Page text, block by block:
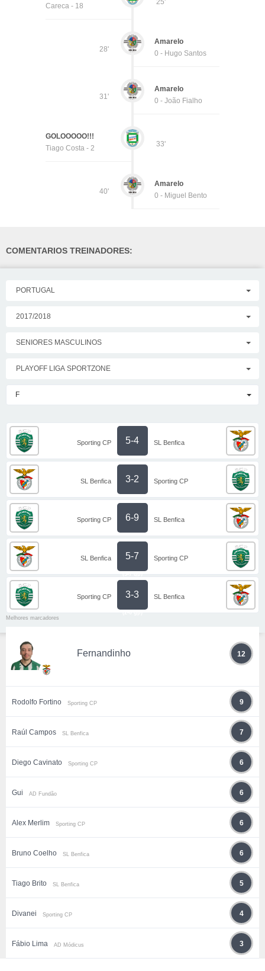
25'
Careca - 18
28'
Amarelo
0 - Hugo Santos
31'
Amarelo
0 - João Fialho
33'
GOLOOOOO!!!
Tiago Costa - 2
40'
Amarelo
0 - Miguel Bento
COMENTARIOS TREINADORES:
PORTUGAL
2017/2018
SENIORES MASCULINOS
PLAYOFF LIGA SPORTZONE
F
Sporting CP 5-4 SL Benfica
SL Benfica 3-2 Sporting CP
Sporting CP 6-9 SL Benfica
SL Benfica 5-7
(5-7 gp)
Sporting CP
Sporting CP 3-3
(2-0 gp)
SL Benfica
Melhores marcadores
Fernandinho 12
Rodolfo Fortino Sporting CP 9
Raúl Campos SL Benfica 7
Diego Cavinato Sporting CP 6
Gui AD Fundão 6
Alex Merlim Sporting CP 6
Bruno Coelho SL Benfica 6
Tiago Brito SL Benfica 5
Divanei Sporting CP 4
Fábio Lima AD Módicus 3